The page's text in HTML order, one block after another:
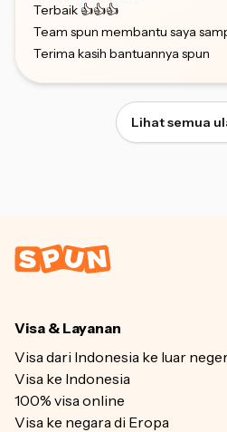
Terbaik 👍👍👍
Team spun membantu saya
Terima kasih bantuannya spun
Lihat semua
Visa & Layanan
Visa dari Indonesia ke luar
Visa ke Indonesia
100% visa online
Visa ke negara di Eropa